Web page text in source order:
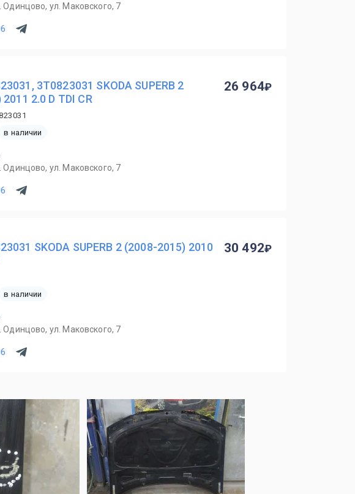
Одинцово, ул. Маковского, 7
3T0823031 SKODA SUPERB 2
2.0 D TDI CR
в наличии
Одинцово, ул. Маковского, 7
26 964
SKODA SUPERB 2 (2008-2015) 2010
в наличии
Одинцово, ул. Маковского, 7
30 492